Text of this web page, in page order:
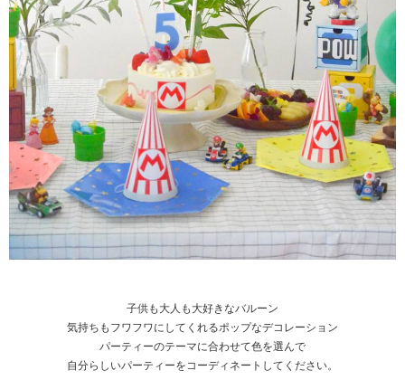
子供も大人も大好きなバルーン
気持ちもフワフワにしてくれるポップなデコレーション
パーティーのテーマに合わせて色を選んで
自分らしいパーティーをコーディネートしてください。